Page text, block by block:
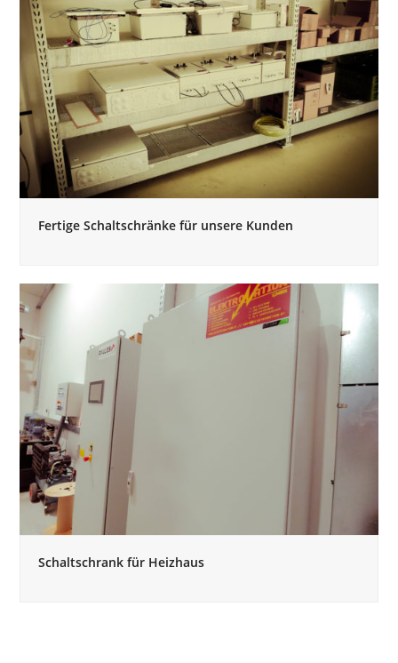
Fertige Schaltschränke für unsere Kunden
Schaltschrank für Heizhaus